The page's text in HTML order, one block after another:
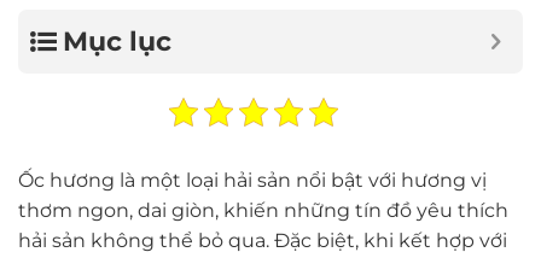
Mục lục
Ốc hương là một loại hải sản nổi bật với hương vị
thơm ngon, dai giòn, khiến những tín đồ yêu thích
hải sản không thể bỏ qua. Đặc biệt, khi kết hợp với